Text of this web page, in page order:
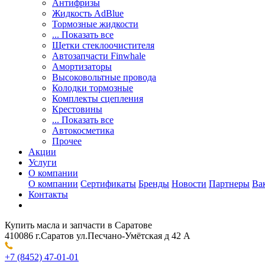
Антифризы
Жидкость AdBlue
Тормозные жидкости
... Показать все
Щетки стеклоочистителя
Автозапчасти Finwhale
Амортизаторы
Высоковольтные провода
Колодки тормозные
Комплекты сцепления
Крестовины
... Показать все
Автокосметика
Прочее
Акции
Услуги
О компании
О компании Сертификаты Бренды Новости Партнеры
Контакты
Купить масла и запчасти в Саратове
410086 г.Саратов ул.Песчано-Умётская д 42 А
+7 (8452) 47-01-01